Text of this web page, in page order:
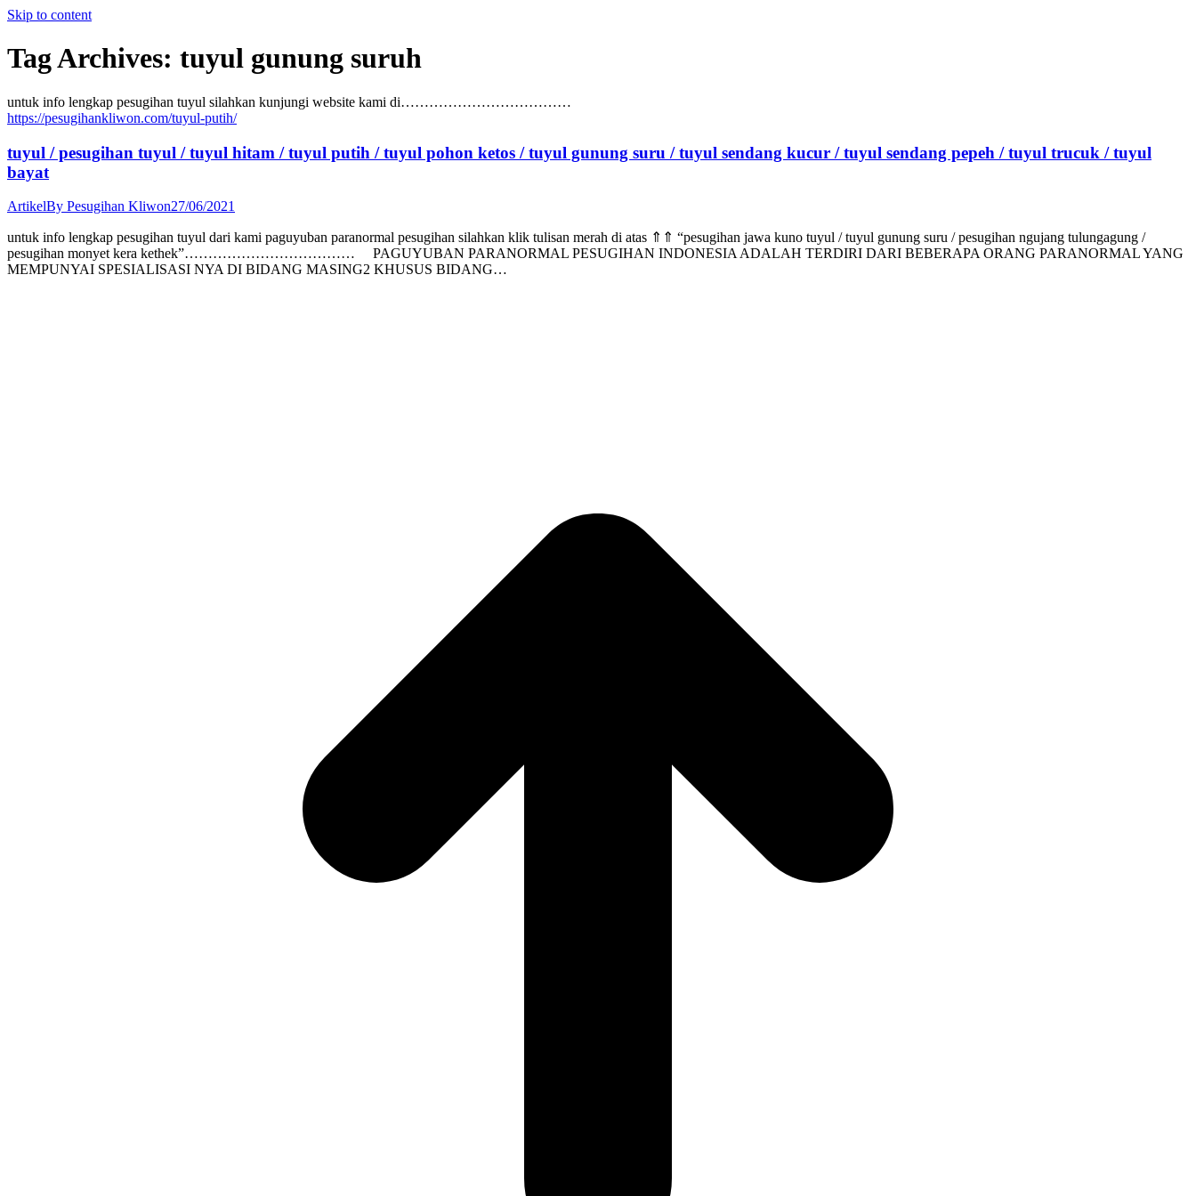
Skip to content
Tag Archives: tuyul gunung suruh
untuk info lengkap pesugihan tuyul silahkan kunjungi website kami di………………………………
https://pesugihankliwon.com/tuyul-putih/
tuyul / pesugihan tuyul / tuyul hitam / tuyul putih / tuyul pohon ketos / tuyul gunung suru / tuyul sendang kucur / tuyul sendang pepeh / tuyul trucuk / tuyul
bayat
ArtikelBy Pesugihan Kliwon27/06/2021
untuk info lengkap pesugihan tuyul dari kami paguyuban paranormal pesugihan silahkan klik tulisan merah di atas ⇑⇑ “pesugihan jawa kuno tuyul / tuyul gunung suru / pesugihan ngujang tulungagung /
pesugihan monyet kera kethek”……………………………… PAGUYUBAN PARANORMAL PESUGIHAN INDONESIA ADALAH TERDIRI DARI BEBERAPA ORANG PARANORMAL YANG
MEMPUNYAI SPESIALISASI NYA DI BIDANG MASING2 KHUSUS BIDANG…